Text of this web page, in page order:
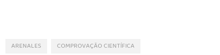
ARENALES
COMPROVAÇÃO CIENTÍFICA